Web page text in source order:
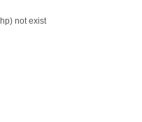
not exist